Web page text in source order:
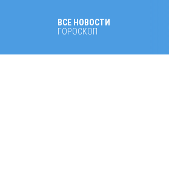
ВСЕ НОВОСТИ
ГОРОСКОП